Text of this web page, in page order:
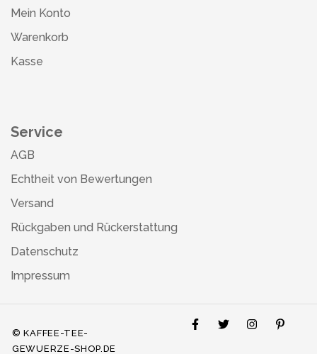
Mein Konto
Warenkorb
Kasse
Service
AGB
Echtheit von Bewertungen
Versand
Rückgaben und Rückerstattung
Datenschutz
Impressum
© KAFFEE-TEE-
GEWUERZE-SHOP.DE